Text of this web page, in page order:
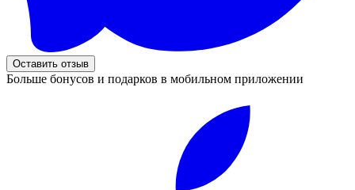
Оставить отзыв
Больше бонусов и подарков в мобильном приложении